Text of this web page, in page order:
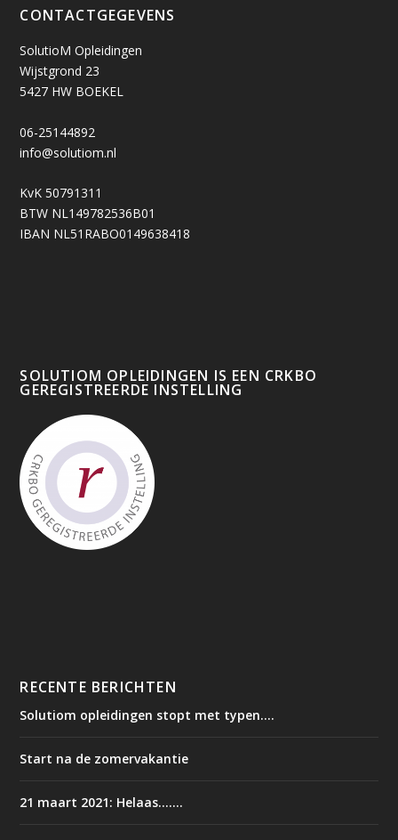
CONTACTGEGEVENS
SolutioM Opleidingen
Wijstgrond 23
5427 HW BOEKEL
06-25144892
info@solutiom.nl
KvK 50791311
BTW NL149782536B01
IBAN NL51RABO0149638418
SOLUTIOM OPLEIDINGEN IS EEN CRKBO
GEREGISTREERDE INSTELLING
RECENTE BERICHTEN
Solutiom opleidingen stopt met typen….
Start na de zomervakantie
21 maart 2021: Helaas…….